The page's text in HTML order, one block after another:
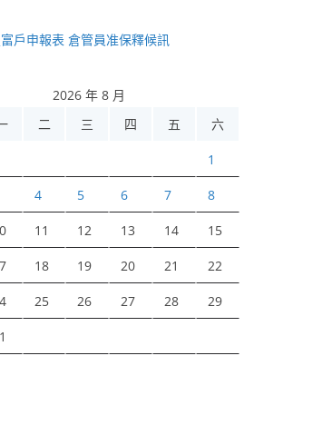
戶申報表 倉管員准保釋候訊
2026 年 8 月
二 三 四 五 六
1
4 5 6 7 8
11 12 13 14 15
18 19 20 21 22
25 26 27 28 29